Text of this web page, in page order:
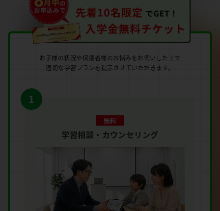
お子様の状況や保護者様のお悩みをお伺いした上で
適切な学習プランを提示させていただきます。
1
無料
学習相談・カウンセリング